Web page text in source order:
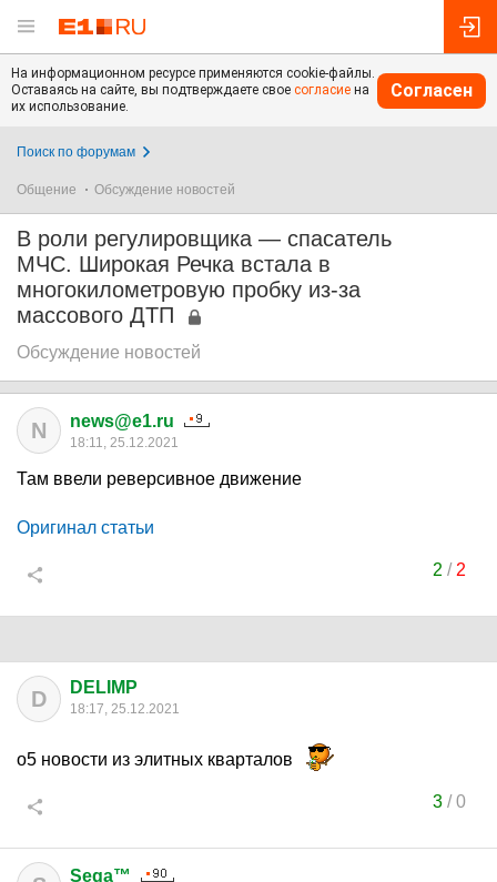
На информационном ресурсе применяются cookie-файлы.
Оставаясь на сайте, вы подтверждаете свое согласие на
их использование.
Согласен
Поиск по форумам
Общение Обсуждение новостей
В роли регулировщика — спасатель
МЧС. Широкая Речка встала в
многокилометровую пробку из-за
массового ДТП
Обсуждение новостей
N news@e1.ru
18:11, 25.12.2021
Там ввели реверсивное движение
Оригинал статьи
2 / 2
D DELIMP
18:17, 25.12.2021
о5 новости из элитных кварталов
3/0
Sega™